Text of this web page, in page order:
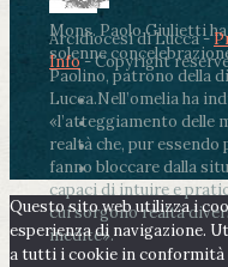
Mons. Paolo Giulietti
solenne
Paolino, patrono della
Lucca.Nell’omelia ha
«l’atteggiamento delle
realtà che, pur
fanno bloccare dalla
capaci di intuire e
cui sorgono realtà
inedite».
Arcidiocesi di Lucca -
Info- Copyright
Questo sito web utilizza i
esperienza di navigazione.
a tutti i cookie in conformità